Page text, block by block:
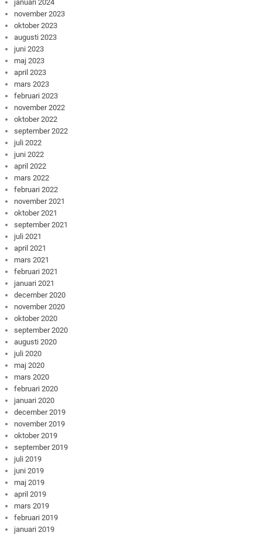
januari 2024
november 2023
oktober 2023
augusti 2023
juni 2023
maj 2023
april 2023
mars 2023
februari 2023
november 2022
oktober 2022
september 2022
juli 2022
juni 2022
april 2022
mars 2022
februari 2022
november 2021
oktober 2021
september 2021
juli 2021
april 2021
mars 2021
februari 2021
januari 2021
december 2020
november 2020
oktober 2020
september 2020
augusti 2020
juli 2020
maj 2020
mars 2020
februari 2020
januari 2020
december 2019
november 2019
oktober 2019
september 2019
juli 2019
juni 2019
maj 2019
april 2019
mars 2019
februari 2019
januari 2019